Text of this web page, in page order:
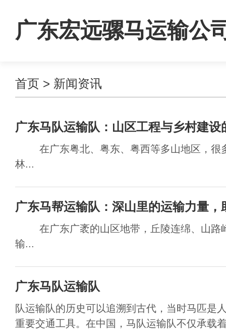
广东宏远骡马运输公
首页 > 新闻资讯
广东马队运输队：山区工程与乡村建设
在广东粤北、粤东、粤西等多山地区，很
林...
广东马帮运输队：深山里的运输力量，
在广东广袤的山区地带，丘陵连绵、山路
输...
广东马队运输队
队运输队的历史可以追溯到古代，当时马匹是
重要交通工具。在中国，马队运输队不仅承载